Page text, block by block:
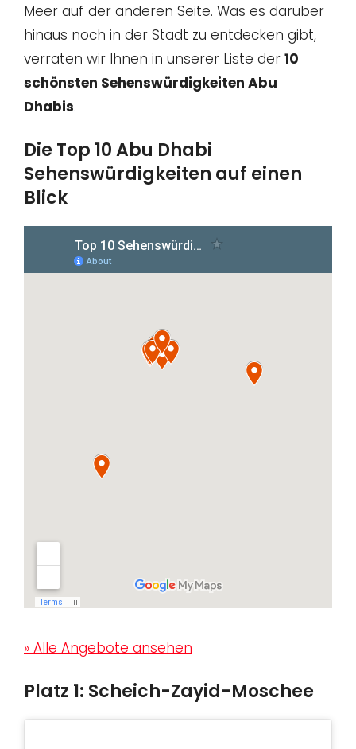
Meer auf der anderen Seite. Was es darüber
hinaus noch in der Stadt zu entdecken gibt,
verraten wir Ihnen in unserer Liste der 10
schönsten Sehenswürdigkeiten Abu
Dhabis.
Die Top 10 Abu Dhabi
Sehenswürdigkeiten auf einen
Blick
» Alle Angebote ansehen
Platz 1: Scheich-Zayid-Moschee